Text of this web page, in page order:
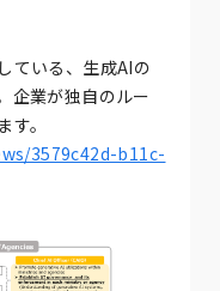
ている、生成AIの
企業が独自のルー
。
3579c42d-b11c-